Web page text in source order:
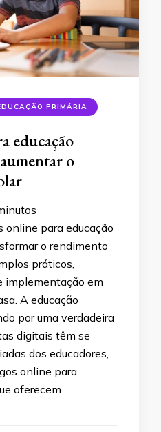
PRIMÁRIA
educação
o
online para educação
o rendimento
práticos,
implementação em
A educação
por uma verdadeira
digitais têm se
dos educadores,
online para
oferecem …